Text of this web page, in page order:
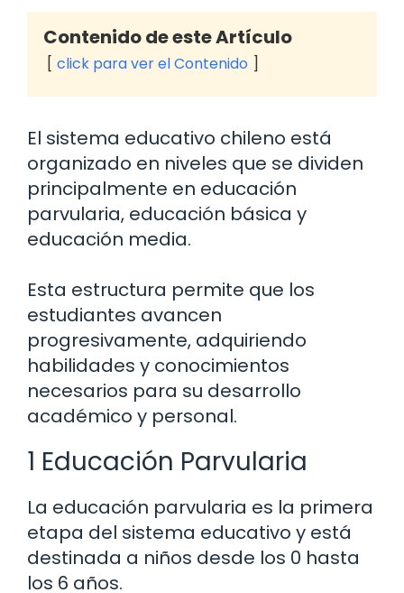
Contenido de este Artículo
click para ver el Contenido
El sistema educativo chileno está
organizado en niveles que se dividen
principalmente en educación
parvularia, educación básica y
educación media.
Esta estructura permite que los
estudiantes avancen
progresivamente, adquiriendo
habilidades y conocimientos
necesarios para su desarrollo
académico y personal.
1 Educación Parvularia
La educación parvularia es la primera
etapa del sistema educativo y está
destinada a niños desde los 0 hasta
los 6 años.